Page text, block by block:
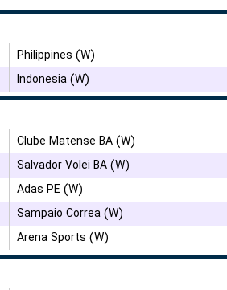
Philippines (W)
Indonesia (W)
Clube Matense BA (W)
Salvador Volei BA (W)
Adas PE (W)
Sampaio Correa (W)
Arena Sports (W)